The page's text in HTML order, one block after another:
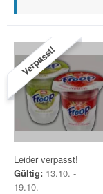
Verpasst!
Leider verpasst!
Gültig: 13.10. -
19.10.